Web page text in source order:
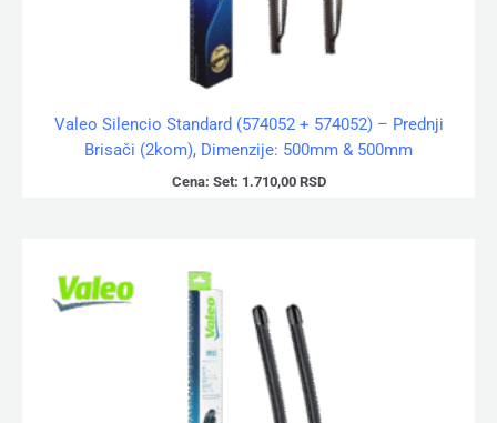
Valeo Silencio Standard (574052 + 574052) – Prednji
Brisači (2kom), Dimenzije: 500mm & 500mm
Cena: Set: 1.710,00 RSD